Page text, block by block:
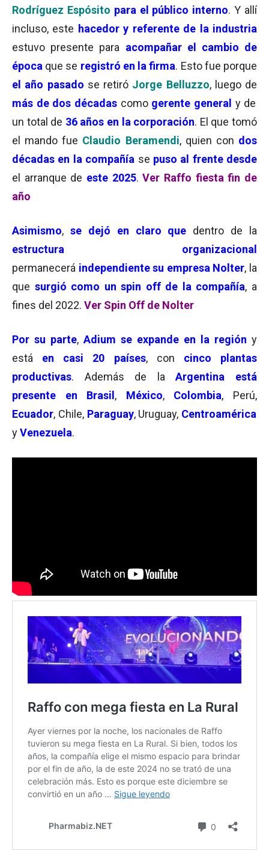
Rodríguez Espósito para el público interno. Y allí
incluso, este hacedor y referente de la industria
estuvo presente para acompañar el cambio de
época que se registró en la firma. Esto fue porque
el año pasado se retiró Jorge Belluzzo, luego de
más de dos décadas comogerente general y de
un total de 36 años en la corporación. El que tomó
el mando fue Claudio Beramendi, quien con dos
décadas en la compañía se puso al frente desde
el arranque de este 2025.Ver Raffo fiesta fin de
año
Asimismo, se dejó en claro que dentro de la
estructura organizacional
permanecerá independiente su empresa Nolter, la
que surgió como un spin off de la compañía, a
fines del 2022. Ver Spin Off de Nolter
Por su parte, Adium se expande en la región y
está en casi 20 países, con cinco plantas
productivas. Además de laArgentina
está
presente en Brasil , México, Colombia, Perú,
Ecuador, Chile, Paraguay, Uruguay, Centroamérica
yVenezuela.